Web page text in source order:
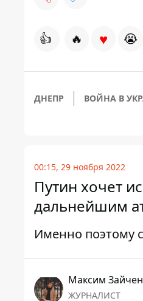
👍 🔥 ♥ 😭
ДНЕПР ВОЙНА В
00:15, 29 ноября 2022
Путин хочет
дальнейшим
Именно поэтому
Максим
ЖУРНАЛИСТ